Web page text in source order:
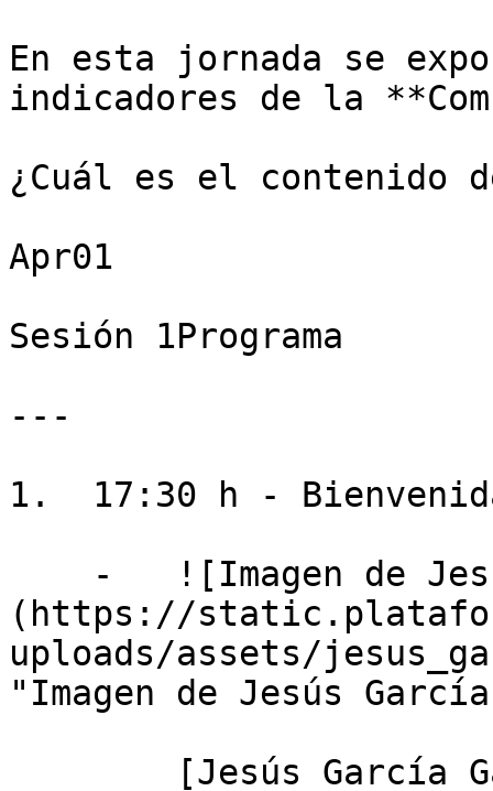
En esta jornada se
indicadores de la
¿Cuál es el contenido
Apr01
Sesión 1Programa
---
1.  17:30 h -
(https://
uploads/assets/
"Imagen de Jesús